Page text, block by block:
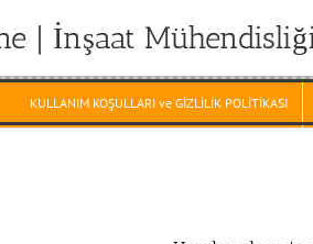
| İnşaat
KULLANIM KOŞULLARI ve GİZLİLİK POLİTİKASI